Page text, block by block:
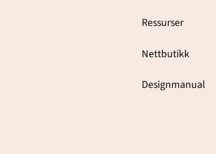
Ressurser
Nettbutikk
Designmanual